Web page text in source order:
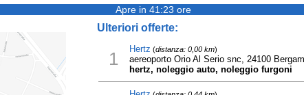
Apre in 41:23 ore
Ulteriori offerte:
1 Hertz (distanza: 0,00 km)
aereoporto Orio Al Serio snc, 24100
hertz, noleggio auto, noleggio furgoni